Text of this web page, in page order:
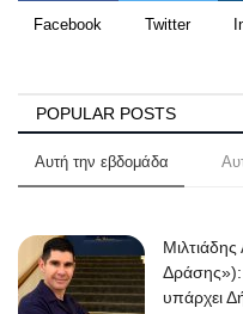
Facebook Twitter
POPULAR POSTS
Αυτή την εβδομάδα
υπάρχει